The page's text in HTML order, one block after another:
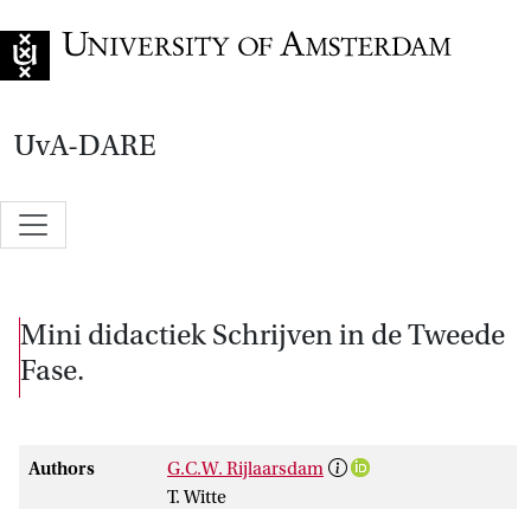
UvA-DARE
Mini didactiek Schrijven in de Tweede
Fase.
Authors
G.C.W. Rijlaarsdam
T. Witte